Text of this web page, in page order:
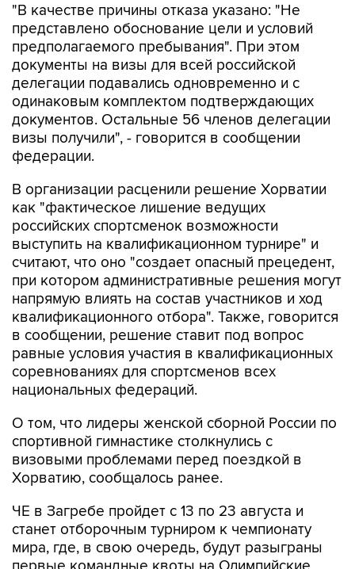
"В качестве причины отказа указано: "Не
представлено обоснование цели и условий
предполагаемого пребывания". При этом
документы на визы для всей российской
делегации подавались одновременно и с
одинаковым комплектом подтверждающих
документов. Остальные 56 членов делегации
визы получили", - говорится в сообщении
федерации.
В организации расценили решение Хорватии
как "фактическое лишение ведущих
российских спортсменок возможности
выступить на квалификационном турнире" и
считают, что оно "создает опасный прецедент,
при котором административные решения могут
напрямую влиять на состав участников и ход
квалификационного отбора". Также, говорится
в сообщении, решение ставит под вопрос
равные условия участия в квалификационных
соревнованиях для спортсменов всех
национальных федераций.
О том, что лидеры женской сборной России по
спортивной гимнастике столкнулись с
визовыми проблемами перед поездкой в
Хорватию, сообщалось ранее.
ЧЕ в Загребе пройдет с 13 по 23 августа и
станет отборочным турниром к чемпионату
мира, где, в свою очередь, будут разыграны